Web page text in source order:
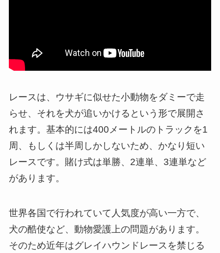
レースは、ウサギに似せた小動物をダミーで走
らせ、それを犬が追いかけるという形で展開さ
れます。基本的には400メートルのトラックを1
周、もしくは半周しかしないため、かなり短い
レースです。賭け式は単勝、2連単、3連単など
があります。
世界各国で行われていて人気度が高い一方で、
犬の酷使など、動物愛護上の問題があります。
そのため近年はグレイハウンドレースを禁じる